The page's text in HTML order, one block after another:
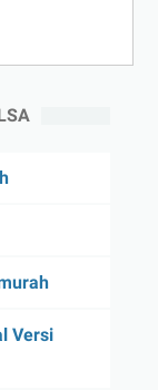
Versi